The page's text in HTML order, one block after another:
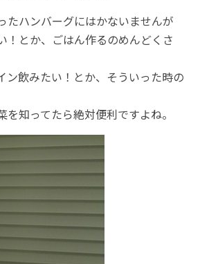
たハンバーグにはかないませんが
！とか、ごはん作るのめんどくさ
ン飲みたい！とか、そういった時の
を知ってたら絶対便利ですよね。